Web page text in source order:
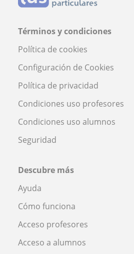
Términos y condiciones
Política de cookies
Configuración de Cookies
Política de privacidad
Condiciones uso profesores
Condiciones uso alumnos
Seguridad
Descubre más
Ayuda
Cómo funciona
Acceso profesores
Acceso a alumnos